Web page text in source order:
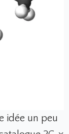
idée un peu